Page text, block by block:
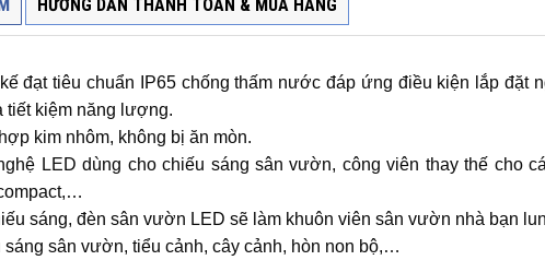
HƯỚNG DẪN THANH TOÁN & MUA HÀNG
đạt tiêu chuẩn IP65 chống thấm nước đáp ứng điều kiện lắp đặt
tiết kiệm năng lượng.
kim nhôm, không bị ăn mòn.
LED dùng cho chiếu sáng sân vườn, công viên thay thế cho
sáng, đèn sân vườn LED sẽ làm khuôn viên sân vườn nhà bạn
sân vườn, tiểu cảnh, cây cảnh, hòn non bộ,…